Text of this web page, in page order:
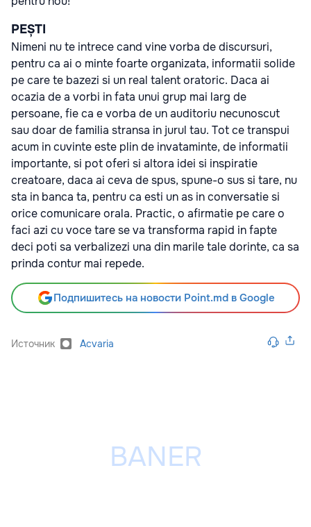
PEȘTI
Nimeni nu te intrece cand vine vorba de discursuri,
pentru ca ai o minte foarte organizata, informatii solide
pe care te bazezi si un real talent oratoric. Daca ai
ocazia de a vorbi in fata unui grup mai larg de
persoane, fie ca e vorba de un auditoriu necunoscut
sau doar de familia stransa in jurul tau. Tot ce transpui
acum in cuvinte este plin de invataminte, de informatii
importante, si pot oferi si altora idei si inspiratie
creatoare, daca ai ceva de spus, spune-o sus si tare, nu
sta in banca ta, pentru ca esti un as in conversatie si
orice comunicare orala. Practic, o afirmatie pe care o
faci azi cu voce tare se va transforma rapid in fapte
deci poti sa verbalizezi una din marile tale dorinte, ca sa
prinda contur mai repede.
Подпишитесь на новости Point.md в Google
Источник Acvaria